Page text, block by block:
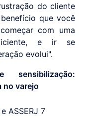
do cliente
que você
com uma
e ir se
evolui".
sensibilização:
no varejo